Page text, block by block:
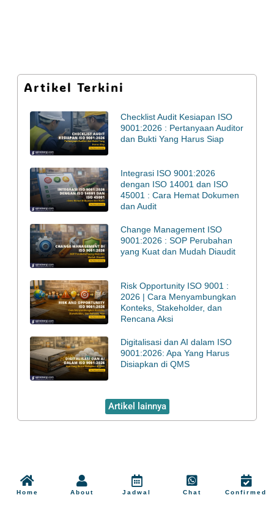
Artikel Terkini
Checklist Audit Kesiapan ISO
9001:2026 : Pertanyaan Auditor
dan Bukti Yang Harus Siap
Integrasi ISO 9001:2026
dengan ISO 14001 dan ISO
45001 : Cara Hemat Dokumen
dan Audit
Change Management ISO
9001:2026 : SOP Perubahan
yang Kuat dan Mudah Diaudit
Risk Opportunity ISO 9001 :
2026 | Cara Menyambungkan
Konteks, Stakeholder, dan
Rencana Aksi
Digitalisasi dan AI dalam ISO
9001:2026: Apa Yang Harus
Disiapkan di QMS
Artikel lainnya
Home About Jadwal Chat Confirmed